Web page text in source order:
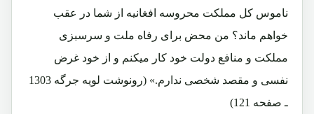
ناموس کل مملکت محروسه افغانیه از شما در عقب
خواهم ماند؟ من محض برای رفاه ملت و سرسبزی
مملکت و منافع دولت خود کار میکنم و از خود غرض
نفسی و مقصد شخصی ندارم.» (رونوشت لویه جرگه 1303
ـ صفحه 121)